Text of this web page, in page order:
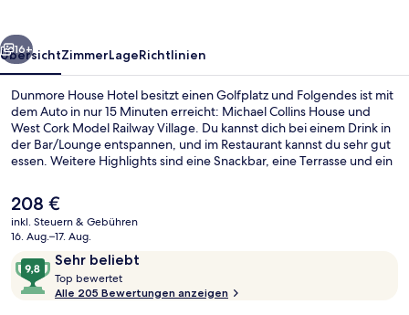
Weiter
16+
ÜbersichtZimmerLageRichtlinien
Dunmore House Hotel besitzt einen Golfplatz und Folgendes ist mit
dem Auto in nur 15 Minuten erreicht: Michael Collins House und
West Cork Model Railway Village. Du kannst dich bei einem Drink in
der Bar/Lounge entspannen, und im Restaurant kannst du sehr gut
essen. Weitere Highlights sind eine Snackbar, eine Terrasse und ein
Der
aktuelle
Preis
208 €.
208 €
inkl. Steuern & Gebühren
16. Aug.–17. Aug.
Bewertungen
Sehr beliebt
9,8
von
10,
Top bewertet
o
Alle 205 Bewertungen anzeigen